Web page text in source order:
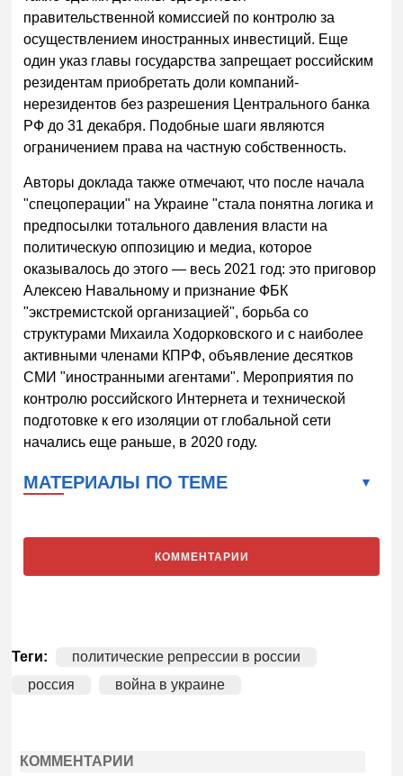
правительственной комиссией по контролю за
осуществлением иностранных инвестиций. Еще
один указ главы государства запрещает российским
резидентам приобретать доли компаний-
нерезидентов без разрешения Центрального банка
РФ до 31 декабря. Подобные шаги являются
ограничением права на частную собственность.
Авторы доклада также отмечают, что после начала
"спецоперации" на Украине "стала понятна логика и
предпосылки тотального давления власти на
политическую оппозицию и медиа, которое
оказывалось до этого — весь 2021 год: это приговор
Алексею Навальному и признание ФБК
"экстремистской организацией", борьба со
структурами Михаила Ходорковского и с наиболее
активными членами КПРФ, объявление десятков
СМИ "иностранными агентами". Мероприятия по
контролю российского Интернета и технической
подготовке к его изоляции от глобальной сети
начались еще раньше, в 2020 году.
МАТЕРИАЛЫ ПО ТЕМЕ
КОММЕНТАРИИ
Теги:
политические репрессии в россии
россия
война в украине
КОММЕНТАРИИ